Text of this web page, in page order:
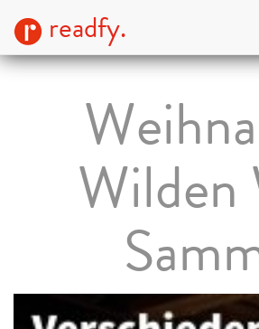
readfy.
Wilden